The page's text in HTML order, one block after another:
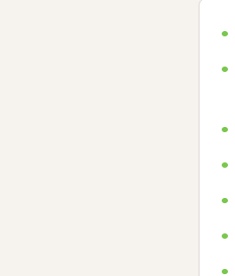
•
•
•
•
•
•
•